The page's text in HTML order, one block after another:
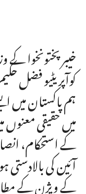
خیبرپختونخوا کے
کوآپریٹیو فضل
ہم پاکستان میں
میں حقیقی معنوں
کے استحکام،
آئین کی بالادستی
کے ویژن کے